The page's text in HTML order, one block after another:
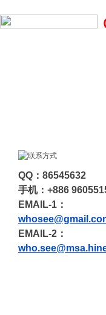
QQ：86545632
手机：+886
EMAIL-1：
EMAIL-2：